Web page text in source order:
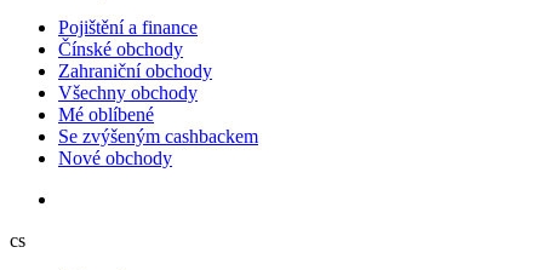
Pojištění a finance
Čínské obchody
Zahraniční obchody
Všechny obchody
Mé oblíbené
Se zvýšeným cashbackem
Nové obchody
cs